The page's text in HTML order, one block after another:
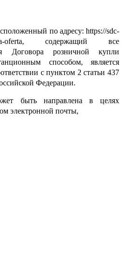
по адресу: https://sdc-
oferta, содержащий все
Договора розничной купли
способом, является
с пунктом 2 статьи 437
Федерации.
быть направлена в целях
электронной почты,